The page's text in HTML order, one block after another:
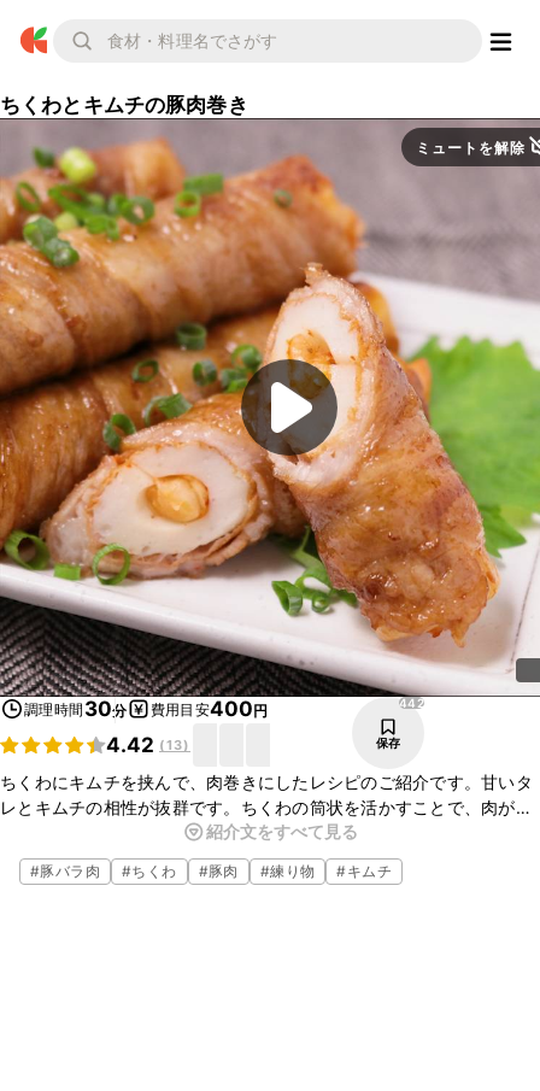
ちくわとキムチの豚肉巻き
ミュートを解除
調理時間 30分 費用目安400円
4.42 (13)
442
保存
ちくわにキムチを挟んで、肉巻きにしたレシピのご紹介です。甘いタ
レとキムチの相性が抜群です。ちくわの筒状を活かすことで、肉が巻
きやすく、どなたでも簡単に綺麗に仕上がります。ごはんにも、お酒
にも合いますので、是非お試しください。
紹介文をすべて見る
#豚バラ肉 #ちくわ #豚肉 #練り物 #キムチ